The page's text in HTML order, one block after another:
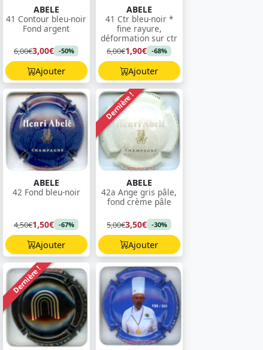
ABELE
41 Contour bleu-noir
Fond argent
6,00€3,00€ -50%
Ajouter
ABELE
41 Ctr bleu-noir *
fine rayure,
déformation sur ctr
6,00€1,90€ -68%
Ajouter
ABELE
42 Fond bleu-noir
4,50€1,50€ -67%
Ajouter
Dernière !
ABELE
42a Ange gris pâle,
fond crème pâle
5,00€3,50€ -30%
Ajouter
Dernière !